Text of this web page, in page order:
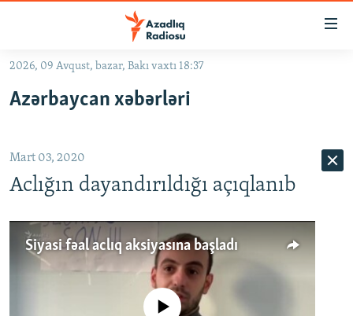
Əsas
qayıt
qayıt
Axtarışa
FƏRQƏ BAX
QANUNI DOĞRU
ARAŞDIRMA
2026, 09 Avqust, bazar, Bakı vaxtı 18:37
Azərbaycan xəbərləri
Mart 03, 2020
Aclığın dayandırıldığı açıqlanıb
Siyasi fəal aclıq aksiyasına başladı
No media source currently available